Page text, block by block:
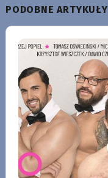
PODOBNE ARTYKUŁY